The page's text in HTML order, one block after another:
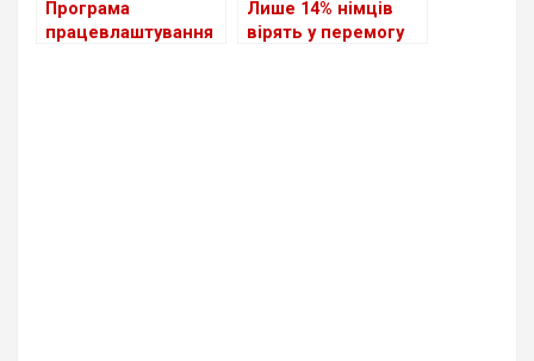
Програма
працевлаштування
Лише 14% німців
вірять у перемогу